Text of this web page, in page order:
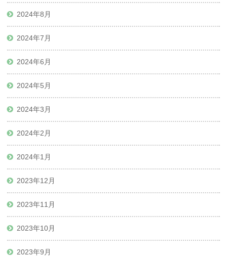
2024年8月
2024年7月
2024年6月
2024年5月
2024年3月
2024年2月
2024年1月
2023年12月
2023年11月
2023年10月
2023年9月